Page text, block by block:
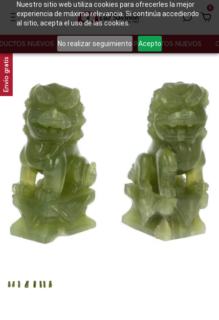
Nuestro sitio web utiliza cookies para ofrecerles la mejor
experiencia de máxima relevancia. Si continúa accediendo
al sitio, acepta el uso de las cookies.
No realizar seguimiento Acepto
0
NUEVOS CONOCE NUESTROS PRODUCTOS NUEVOS
Envío gratis